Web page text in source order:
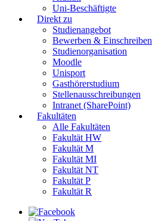
Uni-Beschäftigte
Direkt zu
Studienangebot
Bewerben & Einschreiben
Studienorganisation
Moodle
Unisport
Gasthörerstudium
Stellenausschreibungen
Intranet (SharePoint)
Fakultäten
Alle Fakultäten
Fakultät HW
Fakultät M
Fakultät MI
Fakultät NT
Fakultät P
Fakultät R